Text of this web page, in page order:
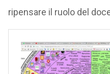
ripensare il ruolo del